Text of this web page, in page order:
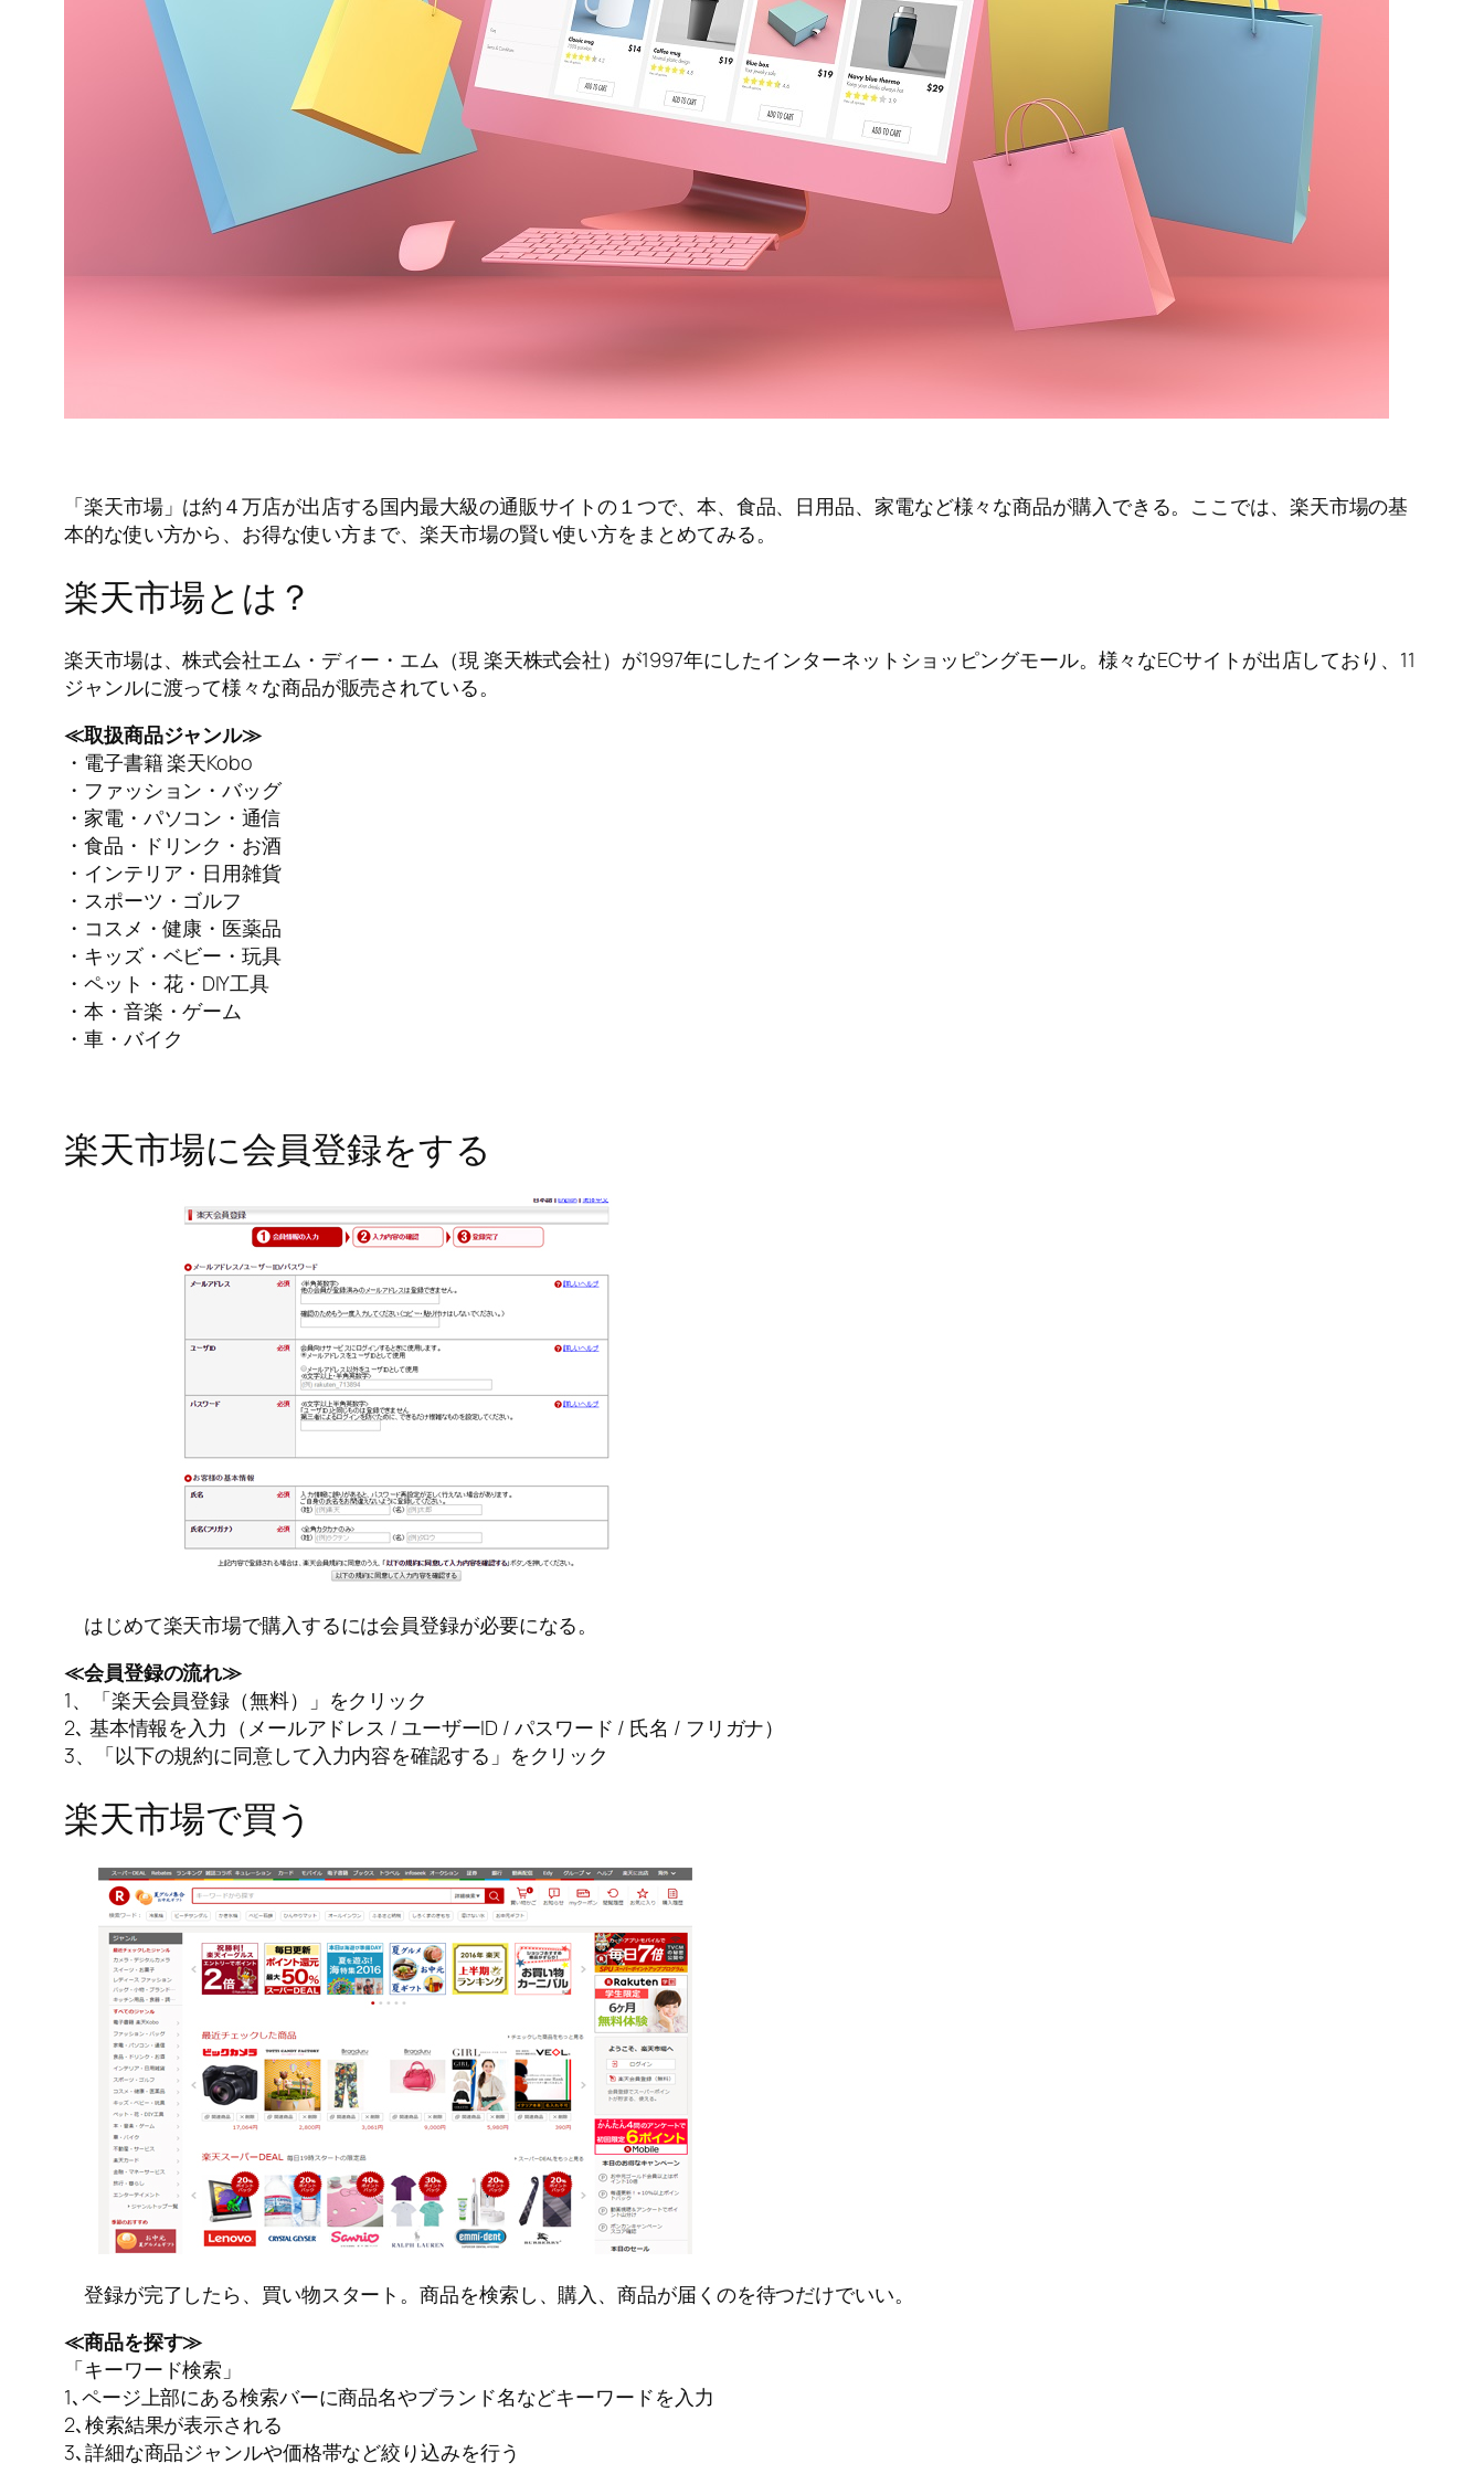
「楽天市場」は約４万店が出店する国内最大級の通販サイトの１つで、本、食品、日用品、家電など様々な商品が購入できる。ここでは、楽天市場の基
本的な使い方から、お得な使い方まで、楽天市場の賢い使い方をまとめてみる。
楽天市場とは？
楽天市場は、株式会社エム・ディー・エム（現 楽天株式会社）が1997年にしたインターネットショッピングモール。様々なECサイトが出店しており、11
ジャンルに渡って様々な商品が販売されている。
≪取扱商品ジャンル≫
・電子書籍 楽天Kobo
・ファッション・バッグ
・家電・パソコン・通信
・食品・ドリンク・お酒
・インテリア・日用雑貨
・スポーツ・ゴルフ
・コスメ・健康・医薬品
・キッズ・ベビー・玩具
・ペット・花・DIY工具
・本・音楽・ゲーム
・車・バイク
楽天市場に会員登録をする
はじめて楽天市場で購入するには会員登録が必要になる。
≪会員登録の流れ≫
1、「楽天会員登録（無料）」をクリック
2､ 基本情報を入力（メールアドレス / ユーザーID / パスワード / 氏名 / フリガナ）
3、「以下の規約に同意して入力内容を確認する」をクリック
楽天市場で買う
登録が完了したら、買い物スタート。商品を検索し、購入、商品が届くのを待つだけでいい。
≪商品を探す≫
「キーワード検索」
1､ページ上部にある検索バーに商品名やブランド名などキーワードを入力
2､検索結果が表示される
3､詳細な商品ジャンルや価格帯など絞り込みを行う